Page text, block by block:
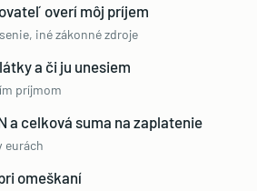
overí môj príjem
iné zákonné zdroje
a či ju unesiem
príjmom
a celková suma na zaplatenie
eurách
omeškaní